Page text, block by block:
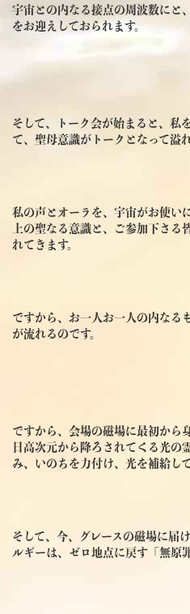
宇宙との内なる接点の周波数にと
をお迎えしておられます。
そして、トーク会が始まると、私
て、聖母意識がトークとなって溢
私の声とオーラを、宇宙がお使い
上の聖なる意識と、ご参加下さる
れてきます。
ですから、お一人お一人の内なる
が流れるのです。
ですから、会場の磁場に最初から
日高次元から降ろされてくる光の
み、いのちを力付け、光を補給し
そして、今、グレースの磁場に届
ルギーは、ゼロ地点に戻す「無原